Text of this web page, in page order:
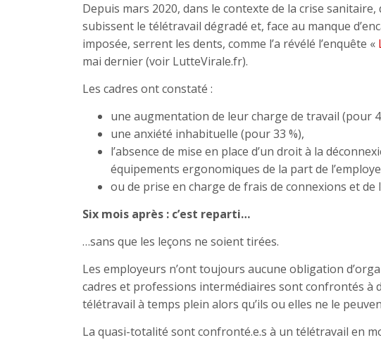
Depuis mars 2020, dans le contexte de la crise
subissent le télétravail dégradé et, face au manque
imposée, serrent les dents, comme l’a révélé l’enquête «
mai dernier (voir LutteVirale.fr).
Les cadres ont constaté :
une augmentation de leur charge de travail (pour
une anxiété inhabituelle (pour 33 %),
l’absence de mise en place d’un droit à la
équipements ergonomiques de la part de
ou de prise en charge de frais de connexions et de
Six mois après : c’est reparti…
…sans que les leçons ne soient tirées.
Les employeurs n’ont toujours aucune obligation
cadres et professions intermédiaires sont confrontés à
télétravail à temps plein alors qu’ils ou elles ne le
La quasi-totalité sont confronté.e.s à un télétravail en